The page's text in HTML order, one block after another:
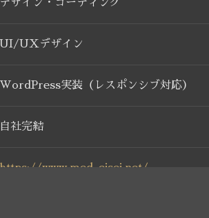
デザイン・コーディング
UI/UXデザイン
WordPress実装（レスポンシブ対応）
自社完結
https://www.med-eisei.net/